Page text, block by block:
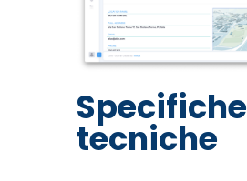
Specifiche
tecniche